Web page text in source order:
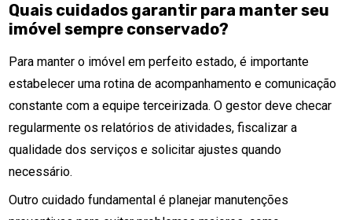
Quais cuidados garantir para manter seu
imóvel sempre conservado?
Para manter o imóvel em perfeito estado, é importante
estabelecer uma rotina de acompanhamento e comunicação
constante com a equipe terceirizada. O gestor deve checar
regularmente os relatórios de atividades, fiscalizar a
qualidade dos serviços e solicitar ajustes quando
necessário.
Outro cuidado fundamental é planejar manutenções